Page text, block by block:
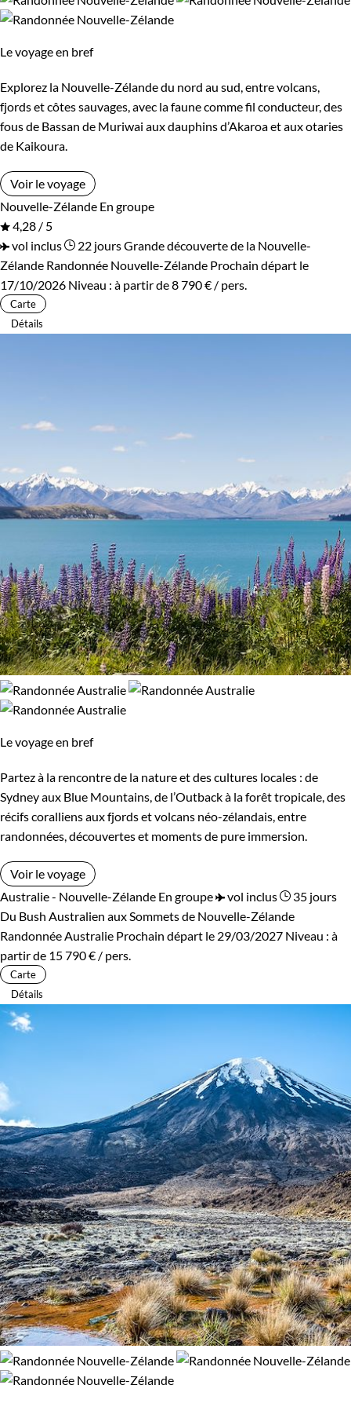
célèbres glaciers Fox puis Franz Josef
mondiale des sports outdoor et naviguons dans le
Milford Soundoù l'eau émeraude de la mer deTasmaniene
finit de nous séduire
Nosrandonnées en Nouvelle-Zélande
de découvrir un pays particulièrement accueillant, où
l’identité nationale conjugue tradition maori et européenne
où le respect de l’autre et de la nature semble couler de
source. Une belle occasion de se ressourcer, dans une
ambiance sereine et agréable, au cœur de la beauté des
antipodes !
Guide de voyage Nouvelle-Zélande
Environnement
Forêts, collines, rivières et lacs
Montagne
Le voyage en bref
Explorez la Nouvelle-Zélande du nord au sud, entre volcans,
fjords et côtes sauvages, avec la faune comme fil conducteur, des
fous de Bassan de Muriwai aux dauphins d’Akaroa et aux otaries
de Kaikoura.
Voir le voyage
Nouvelle-Zélande En groupe
4,28 / 5
vol inclus
22 joursGrande découverte de la Nouvelle-
Zélande Randonnée Nouvelle-Zélande Prochain départ le
17/10/2026 Niveau : à partir de8 790 € / pers.
Carte
Détails
Le voyage en bref
Partez à la rencontre de la nature et des cultures locales : de
Sydney aux Blue Mountains, de l’Outback à la forêt tropicale, des
récifs coralliens aux fjords et volcans néo-zélandais, entre
randonnées, découvertes et moments de pure immersion.
Voir le voyage
Australie - Nouvelle-Zélande En groupe vol inclus
35 jours
Du Bush Australien aux Sommets de Nouvelle-Zélande
Randonnée Australie Prochain départ le 29/03/2027 Niveau : à
partir de 15 790 € / pers.
Carte
Détails